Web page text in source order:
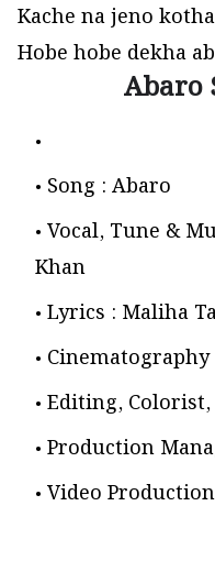
Kache na jeno
Hobe hobe dekha
Abaro
Song : Abaro
Vocal, Tune &
Khan
Lyrics : Maliha
Cinematography
Editing,
Production
Video